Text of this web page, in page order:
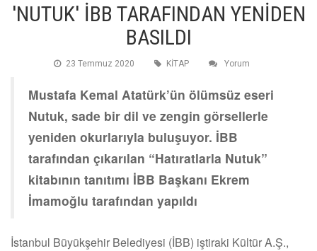
'NUTUK' İBB TARAFINDAN YENİDEN
BASILDI
23 Temmuz 2020 KİTAP Yorum
Mustafa Kemal Atatürk’ün ölümsüz eseri
Nutuk, sade bir dil ve zengin görsellerle
yeniden okurlarıyla buluşuyor. İBB
tarafından çıkarılan “Hatıratlarla Nutuk”
kitabının tanıtımı İBB Başkanı Ekrem
İmamoğlu tarafından yapıldı
İstanbul Büyükşehir Belediyesi (İBB) iştiraki Kültür A.Ş.,